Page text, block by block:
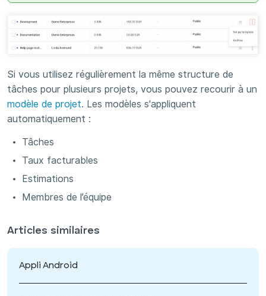
Si vous utilisez régulièrement la même structure de
tâches pour plusieurs projets, vous pouvez recourir à un
modèle de projet. Les modèles s'appliquent
automatiquement :
Tâches
Taux facturables
Estimations
Membres de l’équipe
Articles similaires
Appli Android